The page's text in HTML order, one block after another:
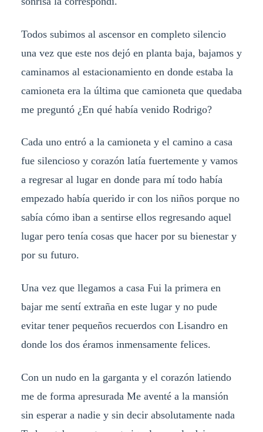
Todos subimos al ascensor en completo silencio
una vez que este nos dejó en planta baja, bajamos y
caminamos al estacionamiento en donde estaba la
camioneta era la última que camioneta que quedaba
me preguntó ¿En qué había venido Rodrigo?
Cada uno entró a la camioneta y el camino a casa
fue silencioso y corazón latía fuertemente y vamos
a regresar al lugar en donde para mí todo había
empezado había querido ir con los niños porque no
sabía cómo iban a sentirse ellos regresando aquel
lugar pero tenía cosas que hacer por su bienestar y
por su futuro.
Una vez que llegamos a casa Fui la primera en
bajar me sentí extraña en este lugar y no pude
evitar tener pequeños recuerdos con Lisandro en
donde los dos éramos inmensamente felices.
Con un nudo en la garganta y el corazón latiendo
me de forma apresurada Me aventé a la mansión
sin esperar a nadie y sin decir absolutamente nada